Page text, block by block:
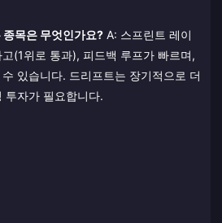
목은 무엇인가요? A: 스프린트 레이
(1위로 통과), 피드백 루프가 빠르며,
있습니다. 드리프트는 장기적으로 더
투자가 필요합니다.